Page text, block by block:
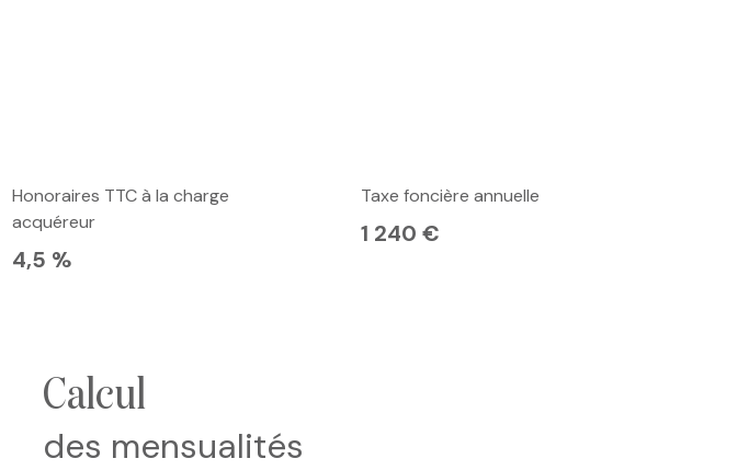
Honoraires TTC à la charge
acquéreur
4,5 %
Taxe foncière annuelle
1 240 €
calcul
des mensualités